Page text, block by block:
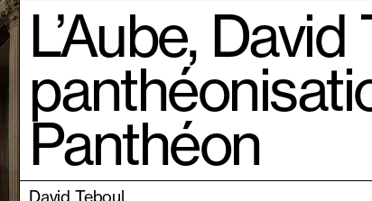
L’Aube, David
Panthéon
David Teboul